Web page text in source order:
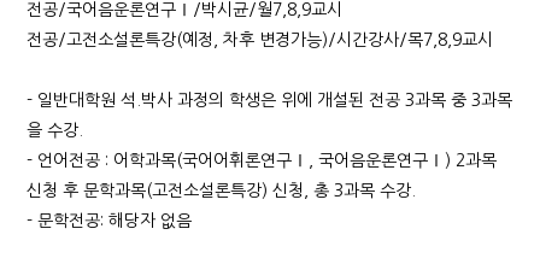
전공/국어음운론연구Ⅰ/박시균/월7,8,9교시
전공/고전소설론특강(예정, 차후 변경가능)/시간강사/목7,8,9교시
- 일반대학원 석.박사 과정의 학생은 위에 개설된 전공 3과목 중 3과목
을 수강.
- 언어전공 : 어학과목(국어어휘론연구Ⅰ, 국어음운론연구Ⅰ) 2과목
신청 후 문학과목(고전소설론특강) 신청, 총 3과목 수강.
- 문학전공: 해당자 없음